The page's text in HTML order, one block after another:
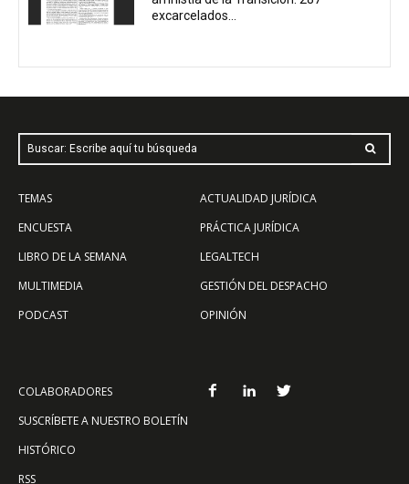
excarcelados...
Buscar: Escribe aquí tu búsqueda
TEMAS
ENCUESTA
LIBRO DE LA SEMANA
MULTIMEDIA
PODCAST
ACTUALIDAD JURÍDICA
PRÁCTICA JURÍDICA
LEGALTECH
GESTIÓN DEL DESPACHO
OPINIÓN
COLABORADORES
SUSCRÍBETE A NUESTRO BOLETÍN
HISTÓRICO
RSS